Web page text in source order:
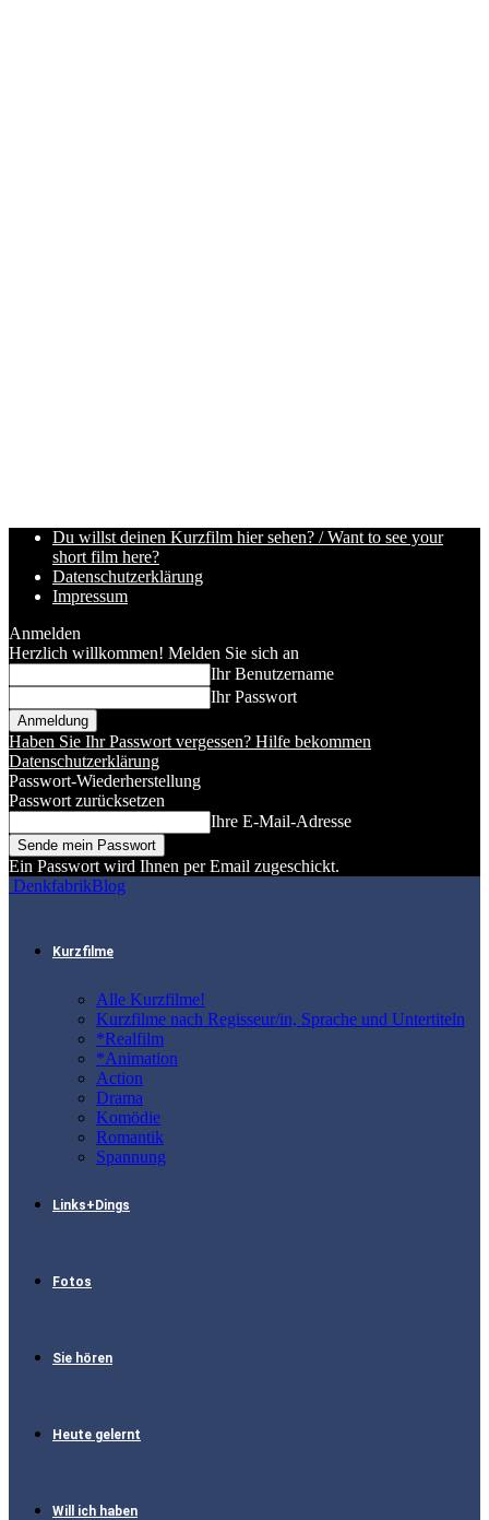
Du willst deinen Kurzfilm hier sehen? / Want to see your
short film here?
Datenschutzerklärung
Impressum
Anmelden
Herzlich willkommen! Melden Sie sich an
Ihr Benutzername
Ihr Passwort
Haben Sie Ihr Passwort vergessen? Hilfe bekommen
Datenschutzerklärung
Passwort-Wiederherstellung
Passwort zurücksetzen
Ihre E-Mail-Adresse
Ein Passwort wird Ihnen per Email zugeschickt.
DenkfabrikBlog
Kurzfilme
Alle Kurzfilme!
Kurzfilme nach Regisseur/in, Sprache und Untertiteln
*Realfilm
*Animation
Action
Drama
Komödie
Romantik
Spannung
Links+Dings
Fotos
Sie hören
Heute gelernt
Will ich haben